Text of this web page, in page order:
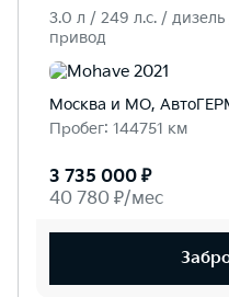
3.0 л / 249 л.c. /
привод
Москва и МО,
Пробег: 144751 км
3 735 000 ₽
40 780 ₽/мес